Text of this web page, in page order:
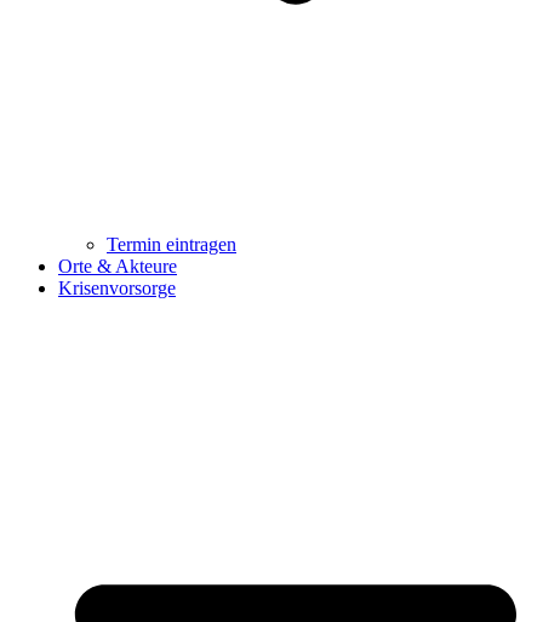
Termin eintragen
Orte & Akteure
Krisenvorsorge